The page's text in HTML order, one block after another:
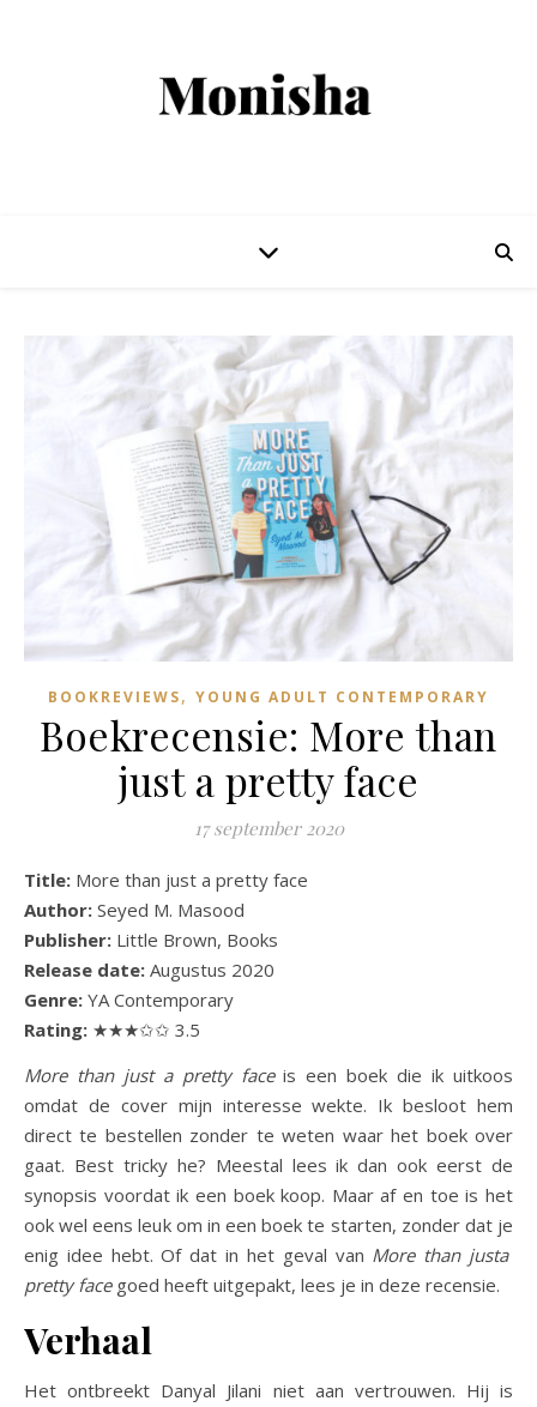
BOOKREVIEWS, YOUNG ADULT CONTEMPORARY
Boekrecensie: More than
just a pretty face
17 september 2020
Title: More than just a pretty face
Author: Seyed M. Masood
Publisher: Little Brown, Books
Release date: Augustus 2020
Genre: YA Contemporary
Rating: ★★★✩✩ 3.5
More than just a pretty faceis een boek die ik uitkoos
omdat de cover mijn interesse wekte. Ik besloot hem
direct te bestellen zonder te weten waar het boek over
gaat. Best tricky he? Meestal lees ik dan ook eerst de
synopsis voordat ik een boek koop. Maar af en toe is het
ook wel eens leuk om in een boek te starten, zonder dat je
enig idee hebt. Of dat in het geval van More than justa
pretty facegoed heeft uitgepakt, lees je in deze recensie.
Verhaal
Het ontbreekt Danyal Jilani niet aan vertrouwen. Hij is